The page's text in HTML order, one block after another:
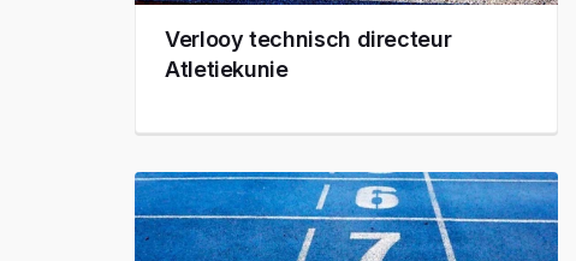
Verlooy technisch directeur
Atletiekunie